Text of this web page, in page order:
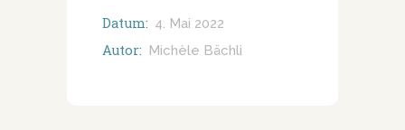
Datum: 4. Mai 2022
Autor: Michèle Bächli